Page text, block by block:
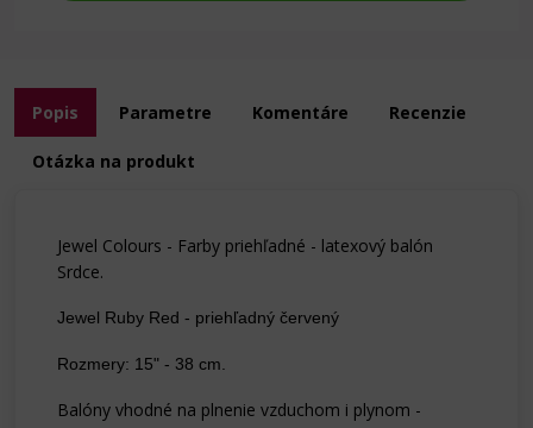
Popis Parametre Komentáre Recenzie
Otázka na produkt
Jewel Colours - Farby priehľadné - latexový balón
Srdce.
Jewel Ruby Red - priehľadný červený
Rozmery: 15" - 38 cm.
Balóny vhodné na plnenie vzduchom i plynom -